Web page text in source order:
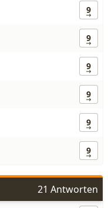
9
9
9
9
9
9
21 Antworten